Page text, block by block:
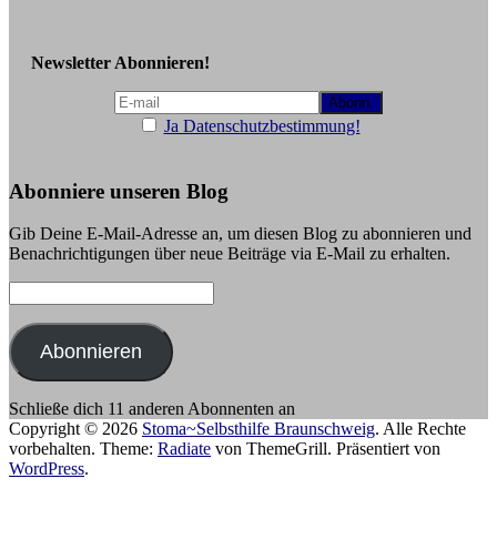
Newsletter Abonnieren!
Ja Datenschutzbestimmung!
Abonniere unseren Blog
Gib Deine E-Mail-Adresse an, um diesen Blog zu abonnieren und
Benachrichtigungen über neue Beiträge via E-Mail zu erhalten.
Mail-
Adresse:
Abonnieren
Schließe dich 11 anderen Abonnenten an
Copyright © 2026 Stoma~Selbsthilfe Braunschweig. Alle Rechte
vorbehalten. Theme: Radiate von ThemeGrill. Präsentiert von
WordPress.